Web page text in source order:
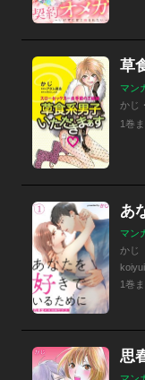
草
マン
かじ
1巻
マン
かじ
koiyui
1巻
思